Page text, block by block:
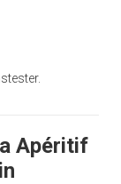
Apéritif